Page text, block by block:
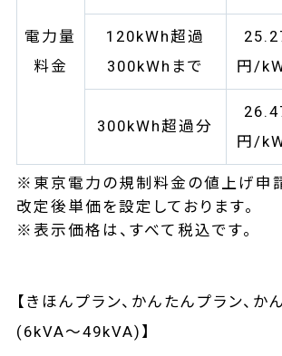
電力量
料金
120kWh超過
300kWhまで
円/
300kWh超過分
円/
※東京電力の規制料金の値上げ申
改定後単価を設定しております。
※表示価格は、すべて税込です。
【きほんプラン、かんたんプラン、か
(6kVA～49kVA)】